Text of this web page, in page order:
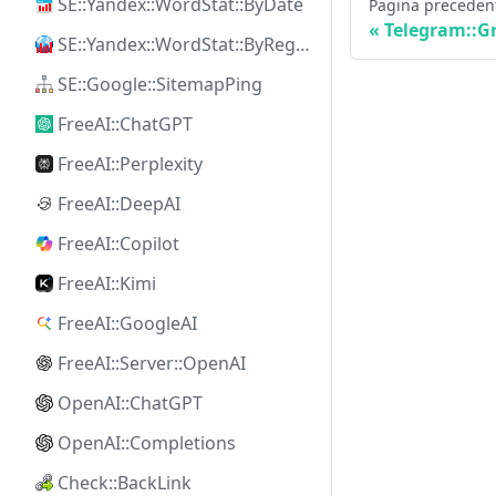
SE::Yandex::WordStat::ByRegion
SE::Google::SitemapPing
FreeAI::ChatGPT
FreeAI::Perplexity
FreeAI::DeepAI
FreeAI::Copilot
FreeAI::Kimi
FreeAI::GoogleAI
FreeAI::Server::OpenAI
OpenAI::ChatGPT
OpenAI::Completions
Check::BackLink
Pagina